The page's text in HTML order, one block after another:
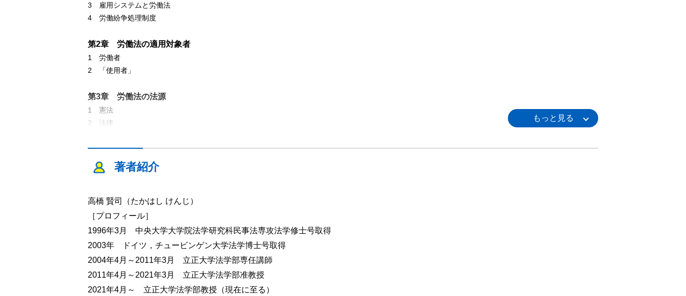
3 雇用システムと労働法
4 労働紛争処理制度
第2章 労働法の適用対象者
1 労働者
2 「使用者」
第3章 労働法の法源
1 憲法
2 法律
4 就業規則
5 労働契約
6 労使協定（事業場協定）
第4章 採用（内定）と試用期間
1 採用の自由
3 採用内定
4 試用期間
第5章 労働者の人権保障とハラスメントからの保護
著者紹介
高橋 賢司（たかはし けんじ）
［プロフィール］
1996年3月 中央大学大学院法学研究科民事法専攻法学修士号取得
2003年 ドイツ，チュービンゲン大学法学博士号取得
2004年4月～2011年3月 立正大学法学部専任講師
2011年4月～2021年3月 立正大学法学部准教授
2021年4月～ 立正大学法学部教授（現在に至る）